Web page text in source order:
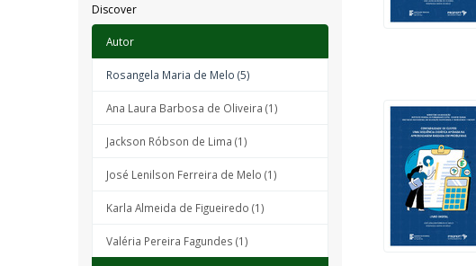
Discover
Autor
Rosangela Maria de Melo (5)
Ana Laura Barbosa de Oliveira (1)
Jackson Róbson de Lima (1)
José Lenilson Ferreira de Melo (1)
Karla Almeida de Figueiredo (1)
Valéria Pereira Fagundes (1)